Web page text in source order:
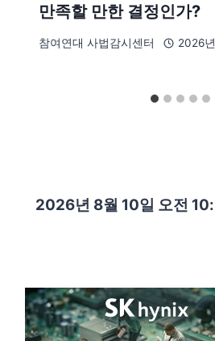
만족할 만한 결정인가?
참여연대 사법감시센터 2026
2026년 8월 10일 오전